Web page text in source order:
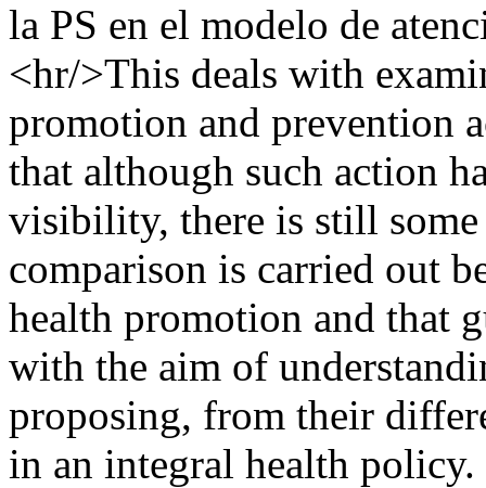
la PS en el modelo de
<hr/>This deals with
promotion and prevention
that although such action
visibility, there is still
comparison is carried out
health promotion and that
with the aim of
proposing, from their
in an integral health